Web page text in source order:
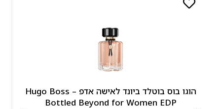
הוגו בוס בוטלד ביונד לאישה אדפ – Hugo Boss
Bottled Beyond for Women EDP